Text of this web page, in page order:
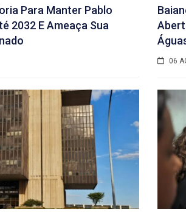
Para Manter Pablo
2032 E Ameaça Sua
06